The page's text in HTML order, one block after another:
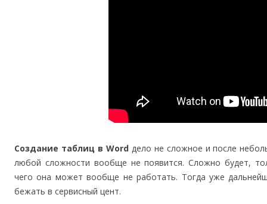
Создание таблиц в Wordдело не сложное и после
любой сложности вообще не появится. Сложно будет,
чего она может вообще не работать. Тогда уже
бежать в сервисный цент.